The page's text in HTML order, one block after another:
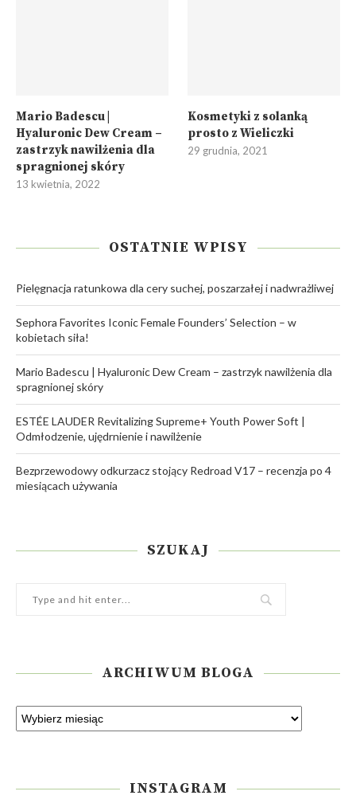
Mario Badescu |
Hyaluronic Dew Cream –
zastrzyk nawilżenia dla
spragnionej skóry
13 kwietnia, 2022
Kosmetyki z solanką
prosto z Wieliczki
29 grudnia, 2021
OSTATNIE WPISY
Pielęgnacja ratunkowa dla cery suchej, poszarzałej i nadwrażliwej
Sephora Favorites Iconic Female Founders’ Selection – w
kobietach siła!
Mario Badescu | Hyaluronic Dew Cream – zastrzyk nawilżenia dla
spragnionej skóry
ESTÉE LAUDER Revitalizing Supreme+ Youth Power Soft |
Odmłodzenie, ujędrnienie i nawilżenie
Bezprzewodowy odkurzacz stojący Redroad V17 – recenzja po 4
miesiącach używania
SZUKAJ
ARCHIWUM BLOGA
INSTAGRAM